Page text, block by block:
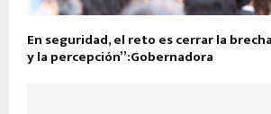
En seguridad, el reto es cerrar la
y la percepción”:Gobernadora